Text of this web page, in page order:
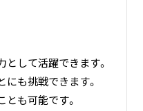
として活躍できます。
にも挑戦できます。
とも可能です。